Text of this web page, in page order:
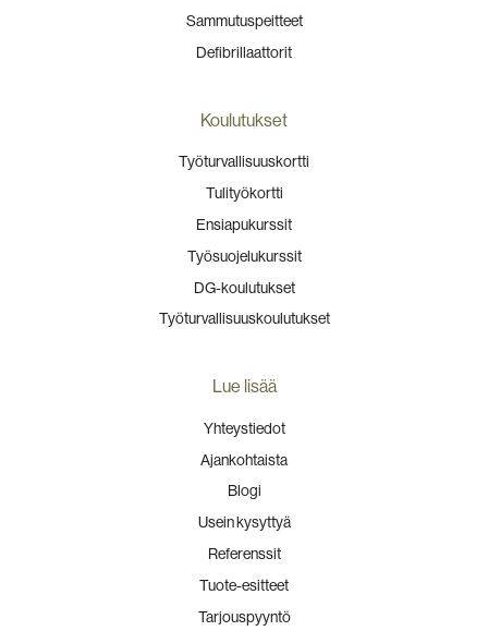
Sammutuspeitteet
Defibrillaattorit
Koulutukset
Työturvallisuuskortti
Tulityökortti
Ensiapukurssit
Työsuojelukurssit
DG-koulutukset
Työturvallisuuskoulutukset
Lue lisää
Yhteystiedot
Ajankohtaista
Blogi
Usein kysyttyä
Referenssit
Tuote-esitteet
Tarjouspyyntö